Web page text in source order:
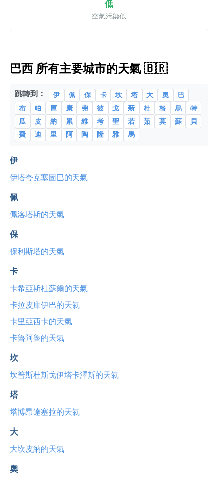
低
空氣污染低
巴西 所有主要城市的天氣 🇧🇷
跳轉到： 伊 佩 保 卡 坎 塔 大 奧
巴
布
帕 庫 康 弗 彼 戈 新 杜 格 烏
特
瓜
皮 納 累 維 考 聖 若 茹 莫 蘇
貝
費
迪 里 阿 陶 隆 雅 馬
伊
伊塔夸克塞圖巴的天氣
佩
佩洛塔斯的天氣
保
保利斯塔的天氣
卡
卡希亞斯杜蘇爾的天氣
卡拉皮庫伊巴的天氣
卡里亞西卡的天氣
卡魯阿魯的天氣
坎
坎普斯杜斯戈伊塔卡澤斯的天氣
塔
塔博昂達塞拉的天氣
大
大坎皮納的天氣
奧